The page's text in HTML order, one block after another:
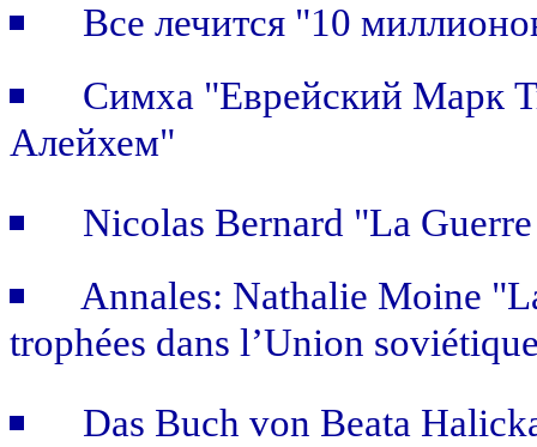
Все лечится "10
Симха "Еврейский Марк
Алейхем"
Nicolas Bernard "La
Annales: Nathalie Moine
trophées dans l’Union
Das Buch von Beata